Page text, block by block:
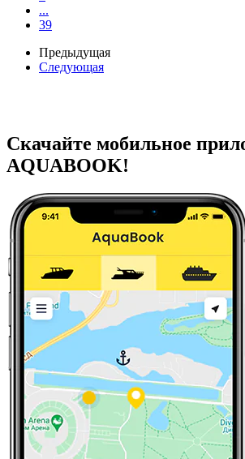
...
39
Предыдущая
Следующая
Скачайте мобильное
AQUABOOK!